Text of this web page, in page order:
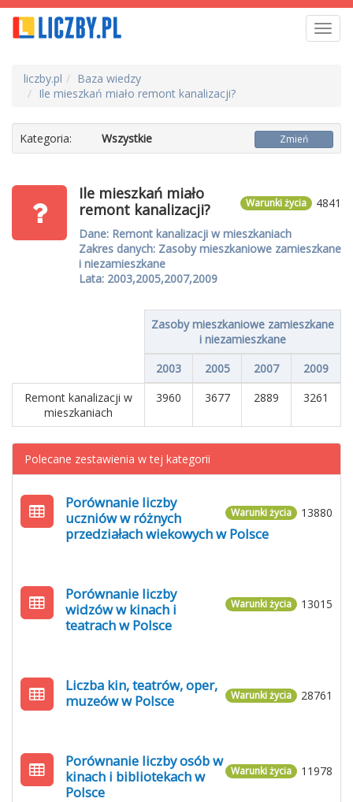
liczby.pl
Baza wiedzy
Ile mieszkań miało remont kanalizacji?
Kategoria: Wszystkie Zmień
4841
Warunki życia
Ile mieszkań miało
remont kanalizacji?
Dane: Remont kanalizacji w mieszkaniach
Zakres danych: Zasoby mieszkaniowe zamieszkane
i niezamieszkane
Lata: 2003,2005,2007,2009
Zasoby mieszkaniowe zamieszkane
i niezamieszkane
2003
2005 2007
2009
Remont kanalizacji w
mieszkaniach
3960 3677 2889 3261
Polecane zestawienia w tej kategorii
13880
Warunki życia
Porównanie liczby
uczniów w różnych
przedziałach wiekowych w Polsce
13015
Warunki życia
Porównanie liczby
widzów w kinach i
teatrach w Polsce
28761
Warunki życia
Liczba kin, teatrów, oper,
muzeów w Polsce
11978
Warunki życia
Porównanie liczby osób w
kinach i bibliotekach w
Polsce